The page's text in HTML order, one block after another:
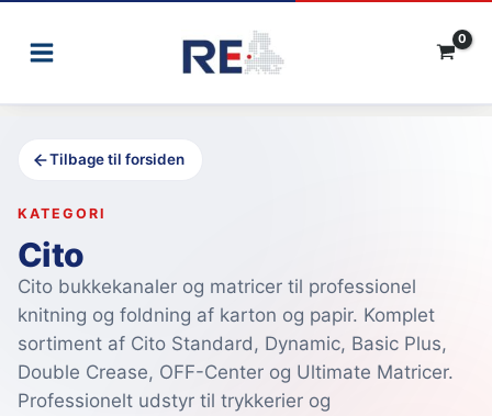
Tilbage til forsiden
KATEGORI
Cito
Cito bukkekanaler og matricer til professionel
knitning og foldning af karton og papir. Komplet
sortiment af Cito Standard, Dynamic, Basic Plus,
Double Crease, OFF-Center og Ultimate Matricer.
Professionelt udstyr til trykkerier og